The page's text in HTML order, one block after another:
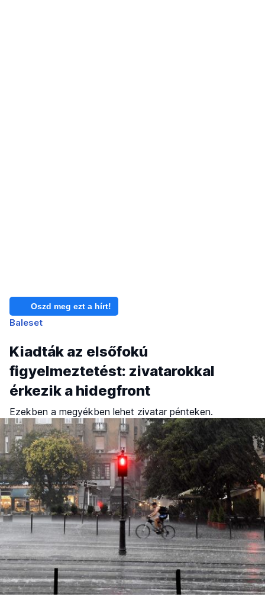
Oszd meg ezt a hírt!
Baleset
Kiadták az elsőfokú
figyelmeztetést: zivatarokkal
érkezik a hidegfront
Ezekben a megyékben lehet zivatar pénteken.